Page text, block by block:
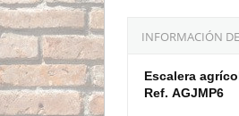
INFORMACIÓN
Escalera
Ref. AGJMP6